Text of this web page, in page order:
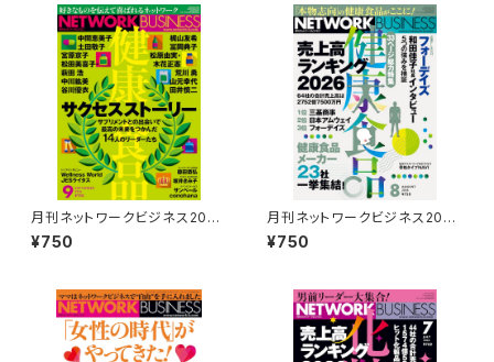
月刊ネットワークビジネス2026
年9月号
¥750
月刊ネットワークビジネス2026
年8月号
¥750